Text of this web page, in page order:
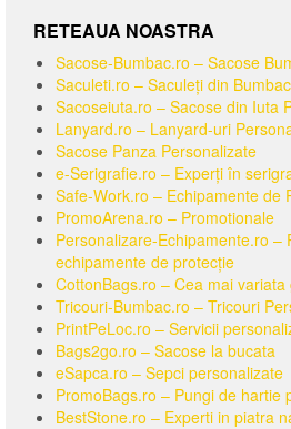
RETEAUA NOASTRA
Sacose-Bumbac.ro – Sacose
Saculeti.ro – Saculeți din Bumbac
Sacoseiuta.ro – Sacose din Iuta
Lanyard.ro – Lanyard-uri
Sacose Panza Personalizate
e-Serigrafie.ro – Experți în
Safe-Work.ro – Echipamente de
PromoArena.ro – Promotionale
Personalizare-Echipamente.ro –
echipamente de protecție
CottonBags.ro – Cea mai
Tricouri-Bumbac.ro – Tricouri
PrintPeLoc.ro – Servicii
Bags2go.ro – Sacose la bucata
eSapca.ro – Sepci personalizate
PromoBags.ro – Pungi de hartie
BestStone.ro – Experti in piatra